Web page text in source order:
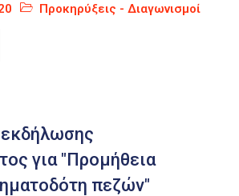
Προκηρύξεις - Διαγωνισμοί
για "Προμήθεια
πεζών"